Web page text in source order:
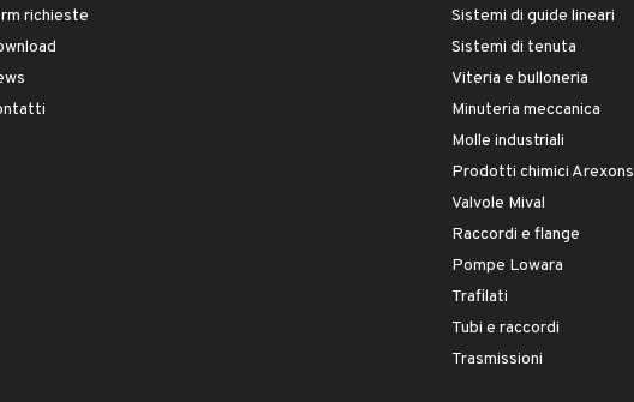
richieste
Sistemi di guide lineari
Sistemi di tenuta
Viteria e bulloneria
Minuteria meccanica
Molle industriali
Prodotti chimici Arexons
Valvole Mival
Raccordi e flange
Pompe Lowara
Trafilati
Tubi e raccordi
Trasmissioni